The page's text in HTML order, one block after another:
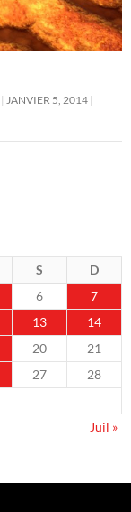
JANVIER 5, 2014
S
D
6
7
13
14
20
21
27
28
Juil »